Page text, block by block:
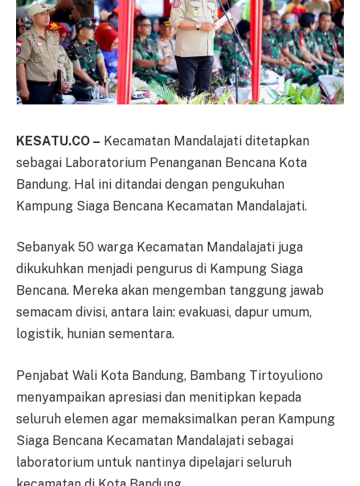
KESATU.CO – Kecamatan Mandalajati ditetapkan
sebagai Laboratorium Penanganan Bencana Kota
Bandung. Hal ini ditandai dengan pengukuhan
Kampung Siaga Bencana Kecamatan Mandalajati.
Sebanyak 50 warga Kecamatan Mandalajati juga
dikukuhkan menjadi pengurus di Kampung Siaga
Bencana. Mereka akan mengemban tanggung jawab
semacam divisi, antara lain: evakuasi, dapur umum,
logistik, hunian sementara.
Penjabat Wali Kota Bandung, Bambang Tirtoyuliono
menyampaikan apresiasi dan menitipkan kepada
seluruh elemen agar memaksimalkan peran Kampung
Siaga Bencana Kecamatan Mandalajati sebagai
laboratorium untuk nantinya dipelajari seluruh